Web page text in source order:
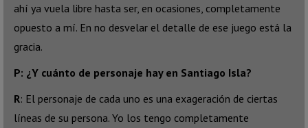
ahí ya vuela libre hasta ser, en ocasiones, completamente
opuesto a mí. En no desvelar el detalle de ese juego está la
gracia.
P: ¿Y cuánto de personaje hay en Santiago Isla?
R: El personaje de cada uno es una exageración de ciertas
líneas de su persona. Yo los tengo completamente